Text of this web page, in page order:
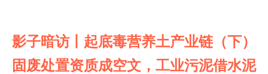
影子暗访丨起底毒营养土产业链（下）
固废处置资质成空文，工业污泥借水泥